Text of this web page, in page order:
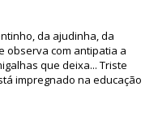
da ajudinha, da
observa com antipatia a
que deixa... Triste
impregnado na educação